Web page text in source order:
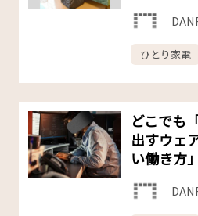
ひとり家電
どこでも
出すウェ
い働き方